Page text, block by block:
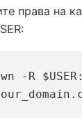
права на
-R